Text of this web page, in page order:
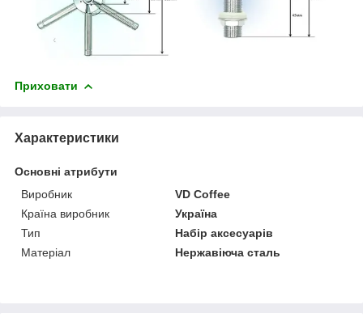
Приховати
Характеристики
Основні атрибути
Виробник
VD Coffee
Країна виробник
Україна
Тип
Набір аксесуарів
Матеріал
Нержавіюча сталь